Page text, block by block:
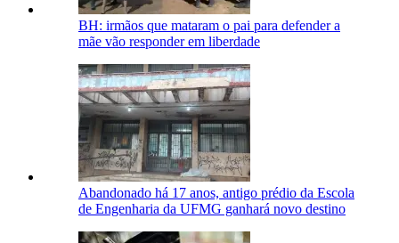
BH: irmãos que mataram o pai para defender a
mãe vão responder em liberdade
Abandonado há 17 anos, antigo prédio da Escola
de Engenharia da UFMG ganhará novo destino